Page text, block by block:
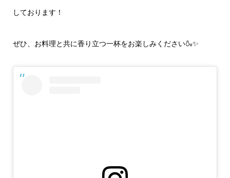
しております！
ぜひ、お料理と共に香り立つ一杯をお楽しみください🍶✨